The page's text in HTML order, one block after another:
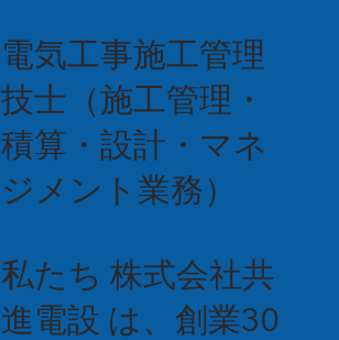
電気工事施工管理
技士（施工管理・
積算・設計・マネ
ジメント業務）
私たち 株式会社共
進電設 は、創業30